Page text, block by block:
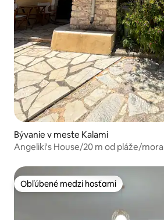
Bývanie v meste Kalami
Angeliki's House/20 m od pláže/mora
Obľúbené medzi hosťami
Obľúbené medzi hosťami